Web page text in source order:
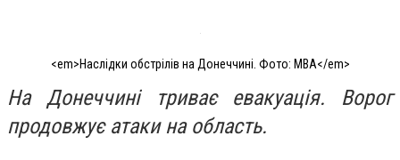
<em>Наслідки обстрілів на Донеччині. Фото: МВА</em>
На Донеччині триває евакуація. Ворог
продовжує атаки на область.